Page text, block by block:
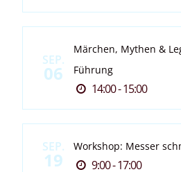
SEP.
06
Märchen, Mythen &
Führung
14:00 - 15:00
SEP.
19
Workshop: Messer
9:00 - 17:00